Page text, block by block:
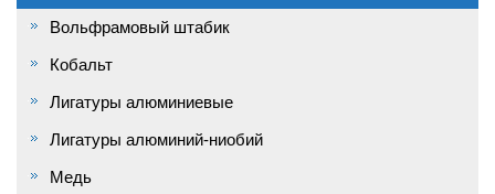
Вольфрамовый штабик
Кобальт
Лигатуры алюминиевые
Лигатуры алюминий-ниобий
Медь